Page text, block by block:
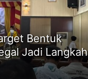
Bentuk
Jadi Langkah